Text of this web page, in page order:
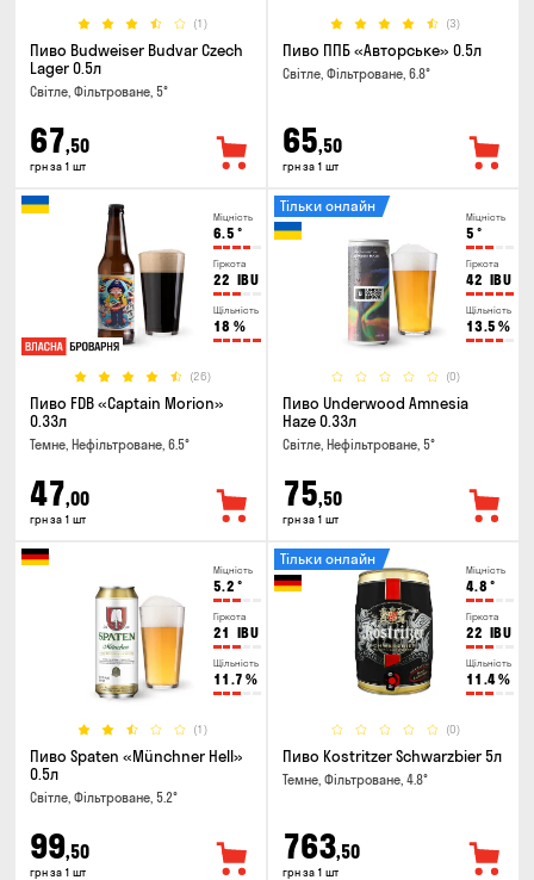
(1)
Пиво Budweiser Budvar Czech
Lager 0.5л
Світле, Фільтроване, 5°
67,50
грн за 1 шт
(3)
Пиво ППБ «Авторське» 0.5л
Світле, Фільтроване, 6.8°
65,50
грн за 1 шт
Міцність
6.5 °
Гіркота
22 IBU
Щільність
18 %
(26)
Пиво FDB «Captain Morion»
0.33л
Темне, Нефільтроване, 6.5°
47,00
грн за 1 шт
Міцність
5 °
Гіркота
42 IBU
Щільність
13.5 %
(0)
Тільки онлайн
Пиво Underwood Amnesia
Haze 0.33л
Світле, Нефільтроване, 5°
75,50
грн за 1 шт
Міцність
5.2 °
Гіркота
21 IBU
Щільність
11.7 %
(1)
Пиво Spaten «Münchner Hell»
0.5л
Світле, Фільтроване, 5.2°
99,50
грн за 1 шт
Міцність
4.8 °
Гіркота
22 IBU
Щільність
11.4%
(0)
Тільки онлайн
Пиво Kostritzer Schwarzbier 5л
Темне, Фільтроване, 4.8°
763,50
грн за 1 шт